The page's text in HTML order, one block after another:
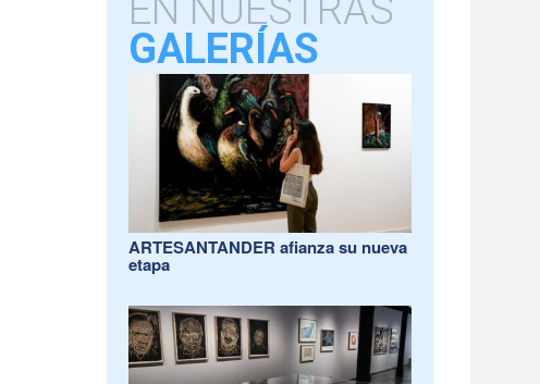
EN NUESTRAS
GALERÍAS
ARTESANTANDER afianza su nueva
etapa